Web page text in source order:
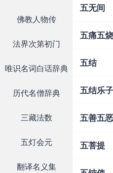
佛教人物传
法界次第初门
唯识名词白话辞典
历代名僧辞典
三藏法数
五灯会元
翻译名义集
五无间
五痛五烧
五结
五结乐子
五善五恶
五菩提